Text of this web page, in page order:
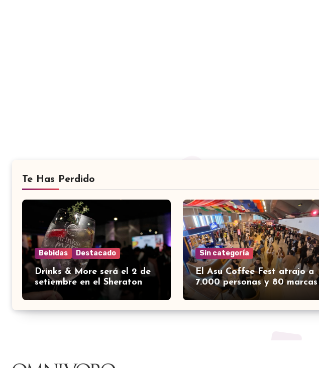
Te Has Perdido
Bebidas Destacado
Drinks & More será el 2 de
setiembre en el Sheraton
Sin categoría
El Asu Coffee Fest atrajo a
7.000 personas y 80 marcas